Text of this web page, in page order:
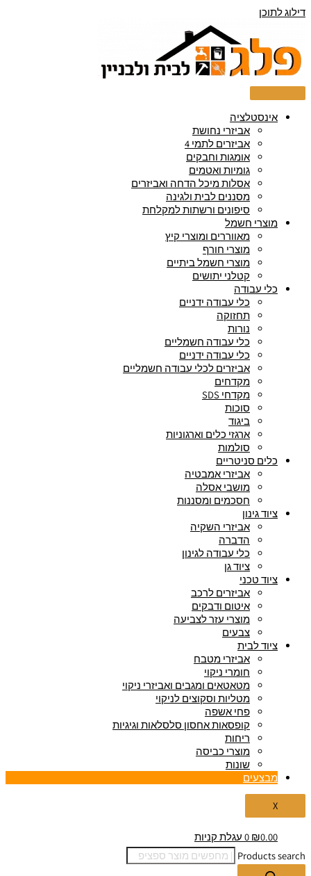
דילוג לתוכן
אינסטלציה
אביזרי נחושת
אביזרים לתמי 4
אומגות וחבקים
גומיות ואטמים
אסלות מיכל הדחה ואביזרים
מסננים לבית ולגינה
סיפונים ורשתות למקלחת
מוצרי חשמל
מאווררים ומוצרי קיץ
מוצרי חורף
מוצרי חשמל ביתיים
קטלני יתושים
כלי עבודה
כלי עבודה ידניים
תחזוקה
נורות
כלי עבודה חשמליים
כלי עבודה ידניים
אביזרים לכלי עבודה חשמליים
מקדחים
מקדחי SDS
סוכות
ביגוד
ארגזי כלים וארגוניות
סולמות
כלים סניטריים
אביזרי אמבטיה
מושבי אסלה
חסכמים ומסננות
ציוד גינון
אביזרי השקיה
הדברה
כלי עבודה לגינון
ציוד גן
ציוד טכני
אביזרים לרכב
איטום ודבקים
מוצרי עזר לצביעה
צבעים
ציוד לבית
אביזרי מטבח
חומרי ניקוי
מטאטאים ומגבים ואביזרי ניקוי
מטליות וסקוצים לניקוי
פחי אשפה
קופסאות אחסון סלסלאות וגיגיות
ריחות
מוצרי כביסה
שונות
מבצעים
X
₪0.00
0 עגלת קניות
Products search